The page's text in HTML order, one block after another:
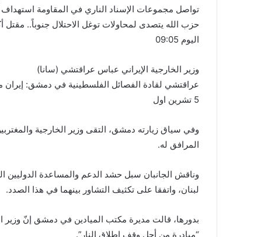
تواصل مجموعات الإسناد الناري في المقاومة استهداف
حزب الله يتصدى لمحاولات توغل الاحتلال جنوباً.. مقتل أكثر من 25 ضابطاً
اليوم 09:05
وزير الخارجية الإيراني عباس عراقتشي (سانا)
عراقتشي لقادة الفصائل الفلسطينية في دمشق: إيران
5 تشرين اول
وفي سياق زيارته دمشق، التقى وزير الخارجية
المرافق له.
وناقش الجانبان سبل حشد الدعم والمساعدة الدوليين
لبنان، واتفقا على تكثيف التشاور بينهما في هذا الصدد.
بدورها، قالت مديرة مكتب الميادين في دمشق إنّ وزير
“مبادرة من أجل وقف إطلاق النار”.